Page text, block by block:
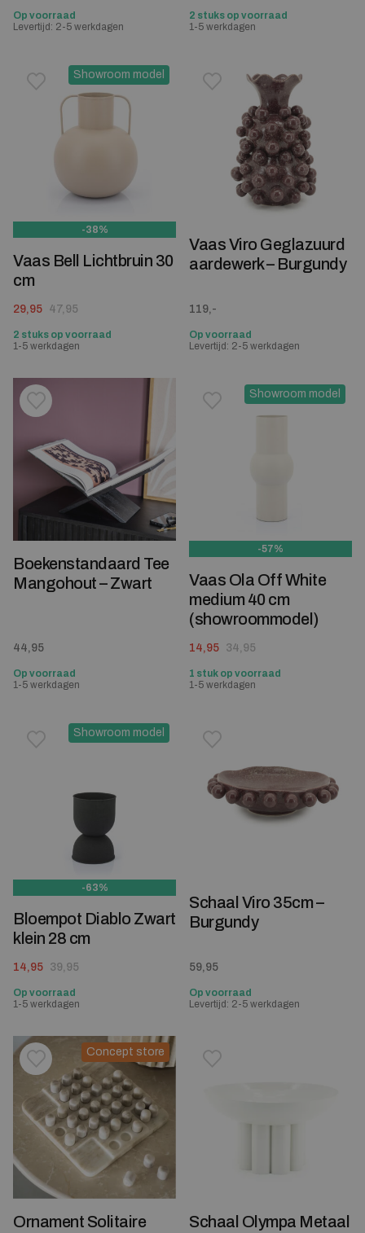
Op voorraad
Levertijd: 2-5 werkdagen
2 stuks op voorraad
1-5 werkdagen
Showroom model
Toevoegen aan verlanglijstje
Verwijderen van verlanglijst
-38%
Vaas Bell Lichtbruin 30
cm
47,95
Oorspronkelijke prijs was: 47,95.
29,95
Huidige prijs is: 29,95.
2 stuks op voorraad
1-5 werkdagen
Toevoegen aan
Verwijderen van verlanglijst
Vaas Viro Geglazuurd
aardewerk – Burgundy
119,-
Op voorraad
Levertijd: 2-5 werkdagen
Toevoegen aan verlanglijstje
Verwijderen van verlanglijst
Boekenstandaard Tee
Mangohout – Zwart
44,95
Op voorraad
1-5 werkdagen
Showroom model
Toevoegen aan
Verwijderen van verlanglijst
-57%
Vaas Ola Off White
medium 40 cm
(showroommodel)
34,95
Oorspronkelijke prijs was: 34,95.
14,95
Huidige prijs is: 14,95.
1 stuk op voorraad
1-5 werkdagen
Showroom model
Toevoegen aan verlanglijstje
Verwijderen van verlanglijst
-63%
Bloempot Diablo Zwart
klein 28 cm
39,95
Oorspronkelijke prijs was: 39,95.
14,95
Huidige prijs is: 14,95.
Op voorraad
1-5 werkdagen
Toevoegen aan
Verwijderen van verlanglijst
Schaal Viro 35cm –
Burgundy
59,95
Op voorraad
Levertijd: 2-5 werkdagen
Concept store
Toevoegen aan verlanglijstje
Verwijderen van verlanglijst
Ornament Solitaire
Toevoegen aan
Verwijderen van verlanglijst
Schaal Olympa Metaal